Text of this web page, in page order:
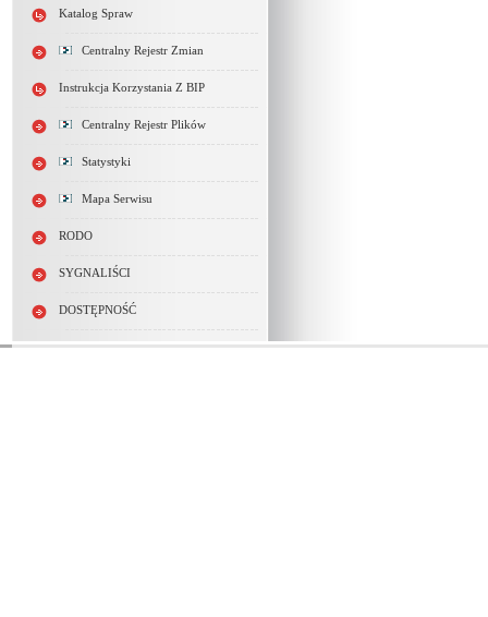
Katalog Spraw
Centralny Rejestr Zmian
Instrukcja Korzystania Z BIP
Centralny Rejestr Plików
Statystyki
Mapa Serwisu
RODO
SYGNALIŚCI
DOSTĘPNOŚĆ